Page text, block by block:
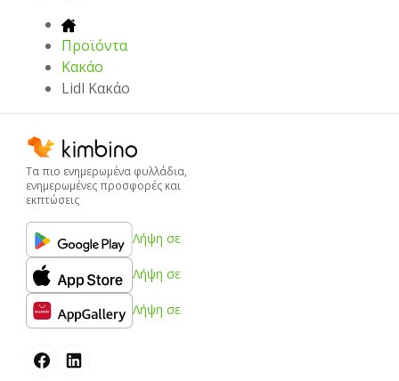
Προϊόντα
Κακάο
Lidl Κακάο
Τα πιο ενημερωμένα φυλλάδια,
ενημερωμένες προσφορές και
εκπτώσεις
Λήψη σε
Λήψη σε
Λήψη σε